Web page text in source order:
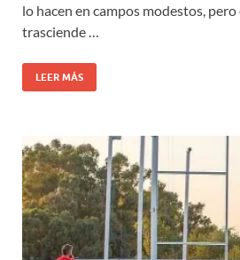
lo hacen en campos modestos,
trasciende …
LEER MÁS